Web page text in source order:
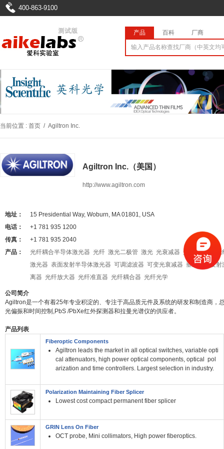
400-863-9100
产品 百科 厂商
当前位置 : 首页 / Agiltron Inc.
Agiltron Inc.（美国）
http://www.agiltron.com
地址：
15 Presidential Way, Woburn, MA 01801, USA
电话：
+1 781 935 1200
传真：
+1 781 935 2040
产品：
光纤耦合半导体激光器 光纤 激光二极管 激光 光衰减器 光数据传输
激光器 表面发射半导体激光器 可调滤波器 可变光衰减器 垂直腔面发射
离器 光纤放大器 光纤准直器 光纤耦合器 光纤光学
公司简介
Agiltron是一个有着25年专业积淀的、专注于高品质元件及系统的研发和制造商
光偏振和时间控制,PbS /PbXe红外探测器和拉曼光谱仪的供应者。
产品列表
Fiberoptic Components
Agiltron leads the market in all optical switches, variable opti
cal attenuators, high power optical components, optical pol
arization and time controllers. Largest selection in industry.
Polarization Maintaining Fiber Splicer
Lowest cost compact permanent fiber splicer
GRIN Lens On Fiber
OCT probe, Mini collimators, High power fiberoptics.